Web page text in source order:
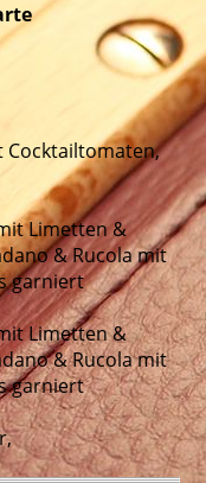
Cocktailtomaten,
Limetten &
& Rucola mit
garniert
Limetten &
& Rucola mit
garniert